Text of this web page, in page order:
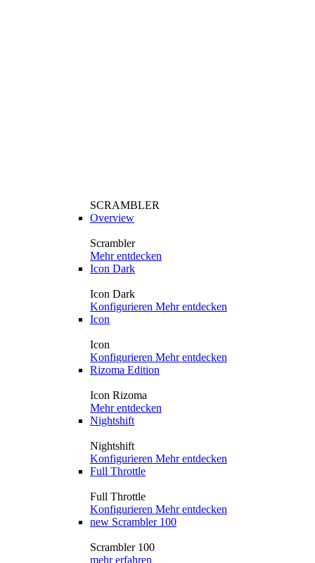
SCRAMBLER
Overview
Scrambler
Mehr entdecken
Icon Dark
Icon Dark
Konfigurieren Mehr entdecken
Icon
Icon
Konfigurieren Mehr entdecken
Rizoma Edition
Icon Rizoma
Mehr entdecken
Nightshift
Nightshift
Konfigurieren Mehr entdecken
Full Throttle
Full Throttle
Konfigurieren Mehr entdecken
new Scrambler 100
Scrambler 100
mehr erfahren